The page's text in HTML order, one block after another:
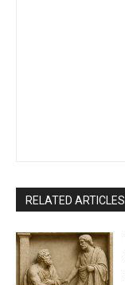
RELATED ARTICLES